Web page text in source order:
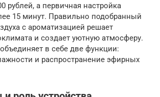
рублей, а первичная настройка
15 минут. Правильно подобранный
с ароматизацией решает
и создает уютную атмосферу.
в себе две функции:
и распространение эфирных